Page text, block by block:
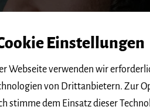
Einstellungen
Webseite verwenden wir
von Drittanbietern. Zur
stimme dem Einsatz dieser